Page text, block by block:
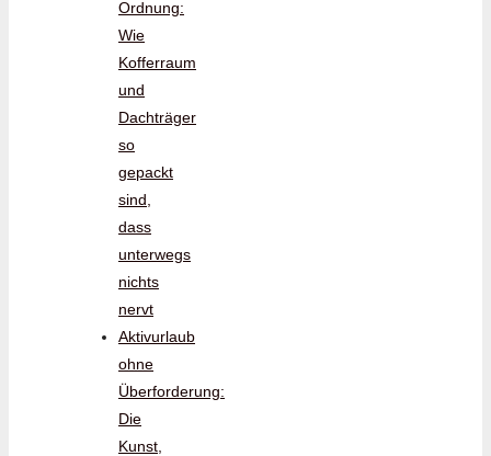
Ordnung:
Wie
Kofferraum
und
Dachträger
so
gepackt
sind,
dass
unterwegs
nichts
nervt
Aktivurlaub
ohne
Überforderung:
Die
Kunst,